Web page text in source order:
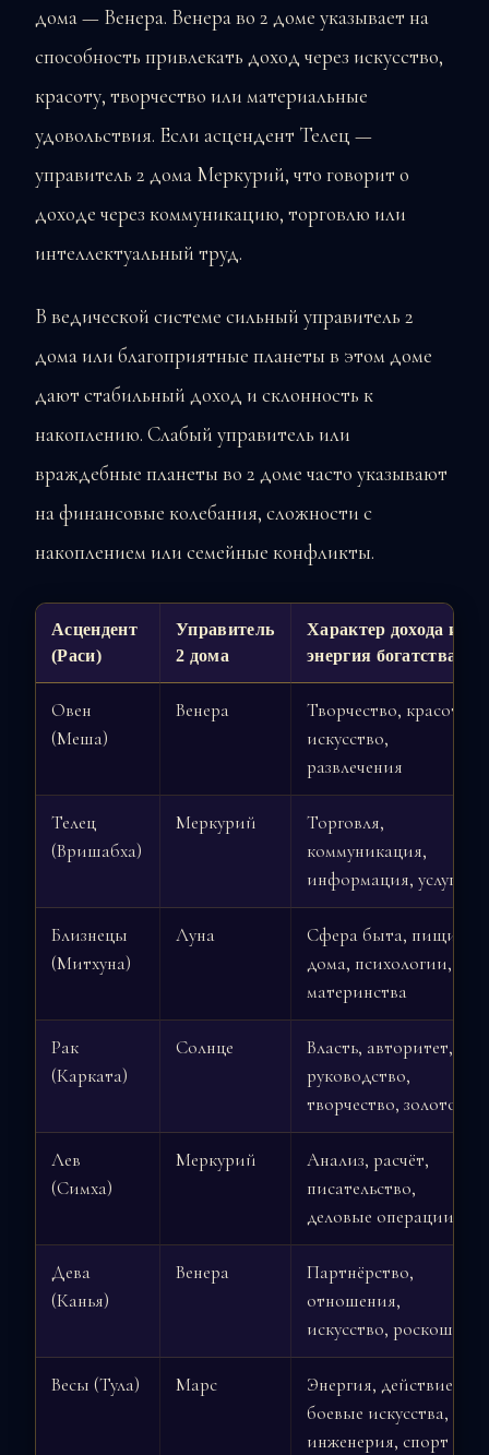
дома — Венера. Венера во 2 доме указывает на
способность привлекать доход через искусство,
красоту, творчество или материальные
удовольствия. Если асцендент Телец —
управитель 2 дома Меркурий, что говорит о
доходе через коммуникацию, торговлю или
интеллектуальный труд.
В ведической системе сильный управитель 2
дома или благоприятные планеты в этом доме
дают стабильный доход и склонность к
накоплению. Слабый управитель или
враждебные планеты во 2 доме часто указывают
на финансовые колебания, сложности с
накоплением или семейные конфликты.
Асцендент
(Раси)
Управитель
2 дома
Характер дохода и
энергия богатства
Овен
(Меша)
Венера
Творчество, красота,
искусство,
развлечения
Телец
(Вришабха)
Меркурий
Торговля,
коммуникация,
информация, услуги
Близнецы
(Митхуна)
Луна
Сфера быта, пищи,
дома, психологии,
материнства
Рак
(Карката)
Солнце
Власть, авторитет,
руководство,
творчество, золото
Лев
(Симха)
Меркурий
Анализ, расчёт,
писательство,
деловые операции
Дева
(Канья)
Венера
Партнёрство,
отношения,
искусство, роскошь
Весы (Тула) Марс
Энергия, действие,
боевые искусства,
инженерия, спорт